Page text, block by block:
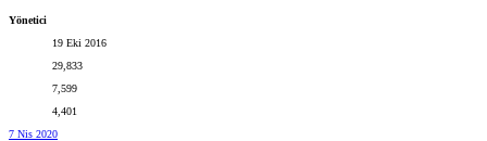
Yönetici
19 Eki 2016
29,833
7,599
4,401
7 Nis 2020